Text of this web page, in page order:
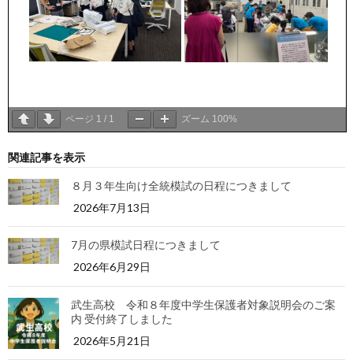
ページ 1 / 1 ズーム 100%
関連記事を表示
８月３年生向け全統模試の日程につきまして
2026年7月13日
7月の県模試日程につきまして
2026年6月29日
武生高校 令和８年度中学生保護者対象説明会のご案
内 受付終了しました
2026年5月21日